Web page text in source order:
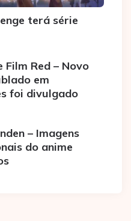
terá série
Film Red – Novo
em
foi divulgado
– Imagens
do anime